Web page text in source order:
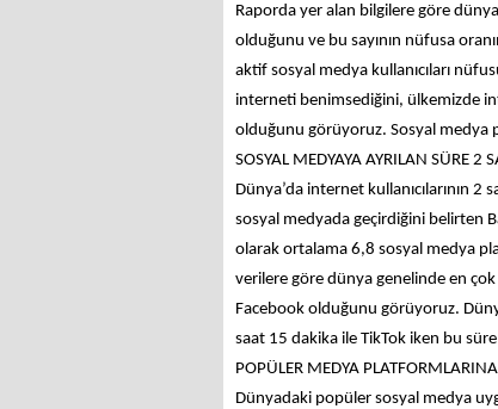
Raporda yer alan bilgilere göre dünya
olduğunu ve bu sayının nüfusa
aktif sosyal medya kullanıcıları
interneti benimsediğini, ülkemizde
olduğunu görüyoruz. Sosyal medya
SOSYAL MEDYAYA AYRILAN SÜRE 2
Dünya’da internet kullanıcılarının
sosyal medyada geçirdiğini belirten
olarak ortalama 6,8 sosyal medya
verilere göre dünya genelinde en
Facebook olduğunu görüyoruz.
saat 15 dakika ile TikTok iken bu
POPÜLER MEDYA
Dünyadaki popüler sosyal medya